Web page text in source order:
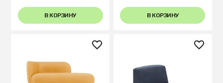
В КОРЗИНУ В КОРЗИНУ